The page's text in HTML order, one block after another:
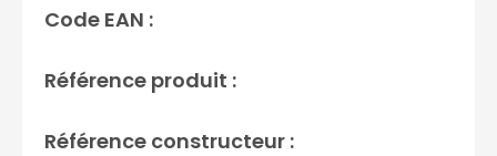
Code EAN :
Référence produit :
Référence constructeur :